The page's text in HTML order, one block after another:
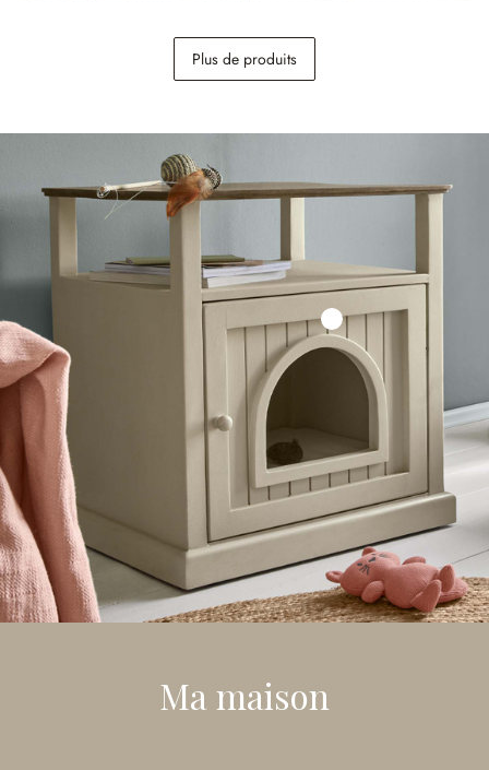
Haverdon
148,00 €
Plus de produits
Ma maison